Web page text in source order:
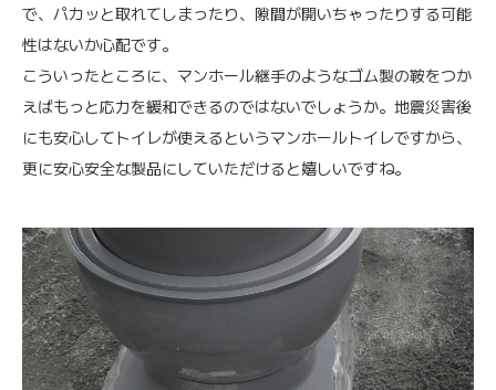
で、パカッと取れてしまったり、隙間が開いちゃったりする可能
性はないか心配です。
こういったところに、マンホール継手のようなゴム製の鞍をつか
えばもっと応力を緩和できるのではないでしょうか。地震災害後
にも安心してトイレが使えるというマンホールトイレですから、
更に安心安全な製品にしていただけると嬉しいですね。